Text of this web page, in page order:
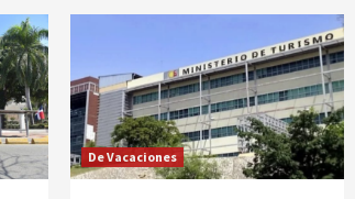
De Vacaciones